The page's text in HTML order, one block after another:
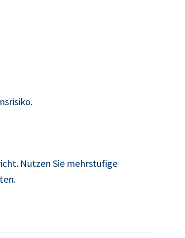
Nutzen Sie mehrstufige